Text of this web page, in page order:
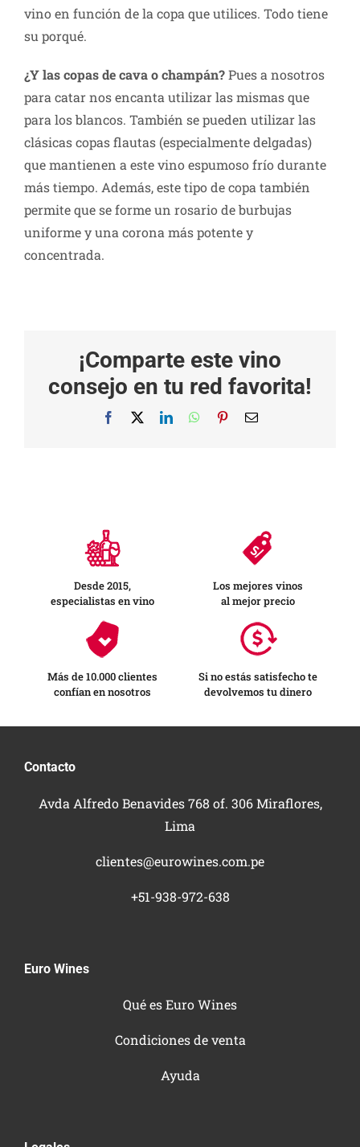
vino en función de la copa que utilices. Todo tiene
su porqué.
¿Y las copas de cava o champán?Pues a nosotros
para catar nos encanta utilizar las mismas que
para los blancos. También se pueden utilizar las
clásicas copas flautas (especialmente delgadas)
que mantienen a este vino espumoso frío durante
más tiempo. Además, este tipo de copa también
permite que se forme un rosario de burbujas
uniforme y una corona más potente y
concentrada.
¡Comparte este vino
consejo en tu red favorita!
Facebook LinkedInWhatsApp
PinterestCorreo
Desde 2015,
especialistas en vino
Los mejores vinos
al mejor precio
Más de 10.000 clientes
confían en nosotros
Si no estás satisfecho te
devolvemos tu dinero
Contacto
Avda Alfredo Benavides 768 of. 306 Miraflores,
Lima
clientes@eurowines.com.pe
+51-938-972-638
Euro Wines
Qué es Euro Wines
Condiciones de venta
Ayuda